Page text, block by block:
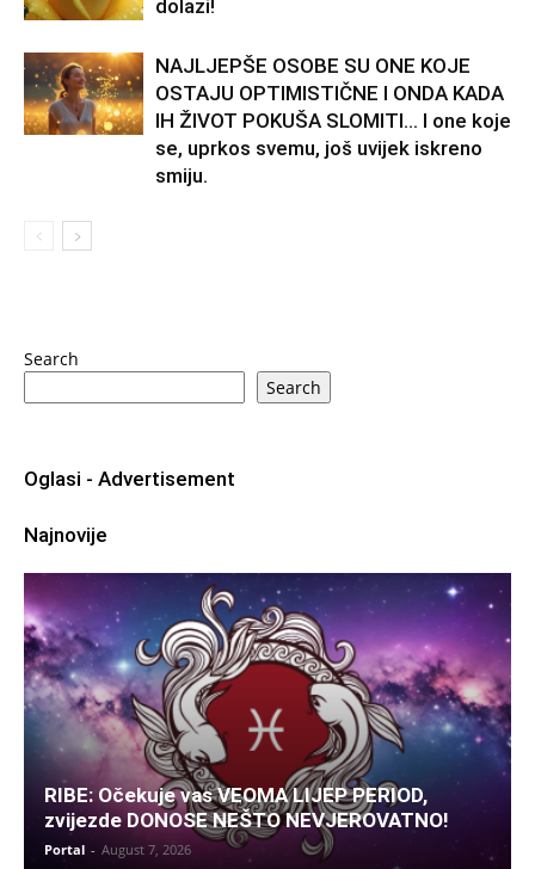
dolazi!
NAJLJEPŠE OSOBE SU ONE KOJE
OSTAJU OPTIMISTIČNE I ONDA KADA
IH ŽIVOT POKUŠA SLOMITI… I one koje
se, uprkos svemu, još uvijek iskreno
smiju.
Search
Search
Oglasi - Advertisement
Najnovije
RIBE: Očekuje vas VEOMA LIJEP PERIOD,
zvijezde DONOSE NEŠTO NEVJEROVATNO!
Portal - August 7, 2026